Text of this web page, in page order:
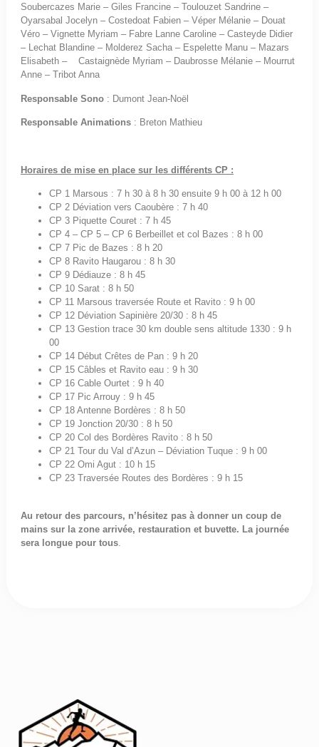
Soubercazes Marie – Giles Francine – Toulouzet Sandrine –
Oyarsabal Jocelyn – Costedoat Fabien – Véper Mélanie – Douat
Véro – Vignette Myriam – Fabre Lanne Caroline – Casteyde Didier
– Lechat Blandine – Molderez Sacha – Espelette Manu – Mazars
Elisabeth – Castaignède Myriam – Daubrosse Mélanie – Mourrut
Anne – Tribot Anna
Responsable Sono: Dumont Jean-Noël
Responsable Animations: Breton Mathieu
Horaires de mise en place sur les différents CP :
​CP 1 Marsous : 7 h 30 à 8 h 30 ensuite 9 h 00 à 12 h 00
CP 2 Déviation vers Caoubère : 7 h 40
CP 3 Piquette Couret : 7 h 45
CP 4 – CP 5 – CP 6 Berbeillet et col Bazes : 8 h 00
CP 7 Pic de Bazes : 8 h 20
CP 8 Ravito Haugarou : 8 h 30
CP 9 Dédiauze : 8 h 45
CP 10 Sarat : 8 h 50
CP 11 Marsous traversée Route et Ravito : 9 h 00
CP 12 Déviation Sapinière 20/30 : 8 h 45
CP 13 Gestion trace 30 km double sens altitude 1330 : 9 h
00
CP 14 Début Crêtes de Pan : 9 h 20
CP 15 Câbles et Ravito eau : 9 h 30
CP 16 Cable Ourtet : 9 h 40
CP 17 Pic Arrouy : 9 h 45
CP 18 Antenne Bordères : 8 h 50
CP 19 Jonction 20/30 : 8 h 50
CP 20 Col des Bordères Ravito : 8 h 50
CP 21 Tour du Val d’Azun – Déviation Tuque : 9 h 00
CP 22 Omi Agut : 10 h 15
CP 23 Traversée Routes des Bordères : 9 h 15
Au retour des parcours, n’hésitez pas à donner un coup de
mains sur la zone arrivée, restauration et buvette. La journée
sera longue pour tous.